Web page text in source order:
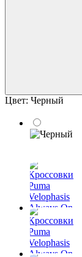
Цвет: Черный